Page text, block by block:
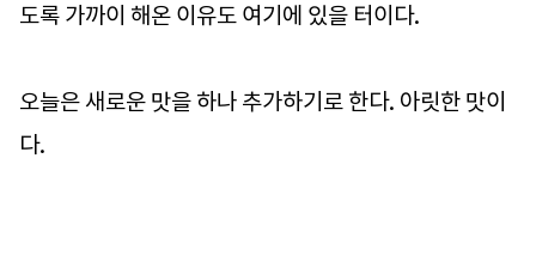
도록 가까이 해온 이유도 여기에 있을 터이다.
오늘은 새로운 맛을 하나 추가하기로 한다. 아릿한 맛이
다.